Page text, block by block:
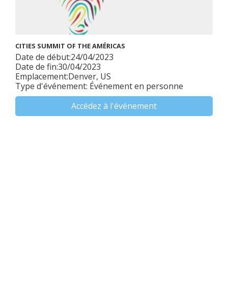
CITIES SUMMIT OF THE AMÉRICAS
Date de début:24/04/2023
Date de fin:30/04/2023
Emplacement:Denver, US
Type d'événement: Événement en personne
Accédez à l'événement